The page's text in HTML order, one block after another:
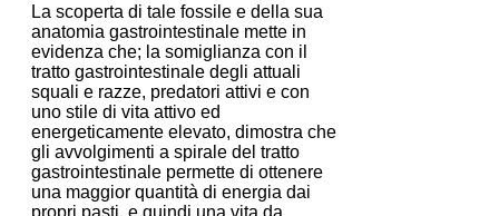
La scoperta di tale fossile e della sua
anatomia gastrointestinale mette in
evidenza che; la somiglianza con il
tratto gastrointestinale degli attuali
squali e razze, predatori attivi e con
uno stile di vita attivo ed
energeticamente elevato, dimostra che
gli avvolgimenti a spirale del tratto
gastrointestinale permette di ottenere
una maggior quantità di energia dai
propri pasti, e quindi una vita da